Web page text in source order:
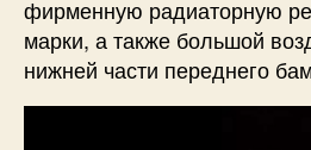
фирменную радиаторную
марки, а также большой
нижней части переднего